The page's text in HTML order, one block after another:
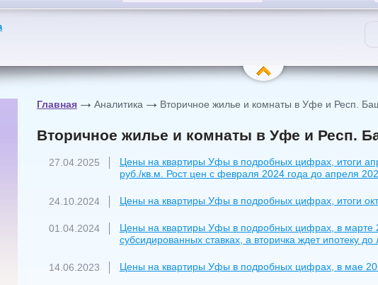
Главная Аналитика Вторичное жилье и комнаты в Уфе и Респ.
Вторичное жилье и комнаты в Уфе и Респ.
27.04.2025
Цены на квартиры Уфы в подробных цифрах, итоги
руб./кв.м. Рост цен с февраля 2024 года до апреля
24.10.2024 Цены на квартиры Уфы в подробных цифрах, итоги
01.04.2024
Цены на квартиры Уфы в подробных цифрах, в марте
субсидированных ставках, а вторичка ждет ипотеку до
14.06.2023 Цены на квартиры Уфы в подробных цифрах, в мае